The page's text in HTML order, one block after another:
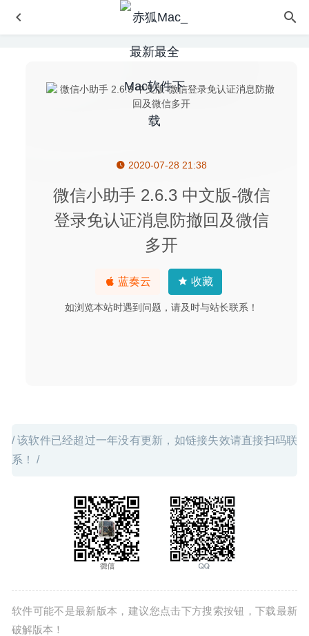
2020-07-28 21:38
微信小助手 2.6.3 中文版-微信
登录免认证消息防撤回及微信
多开
蓝奏云 收藏
如浏览本站时遇到问题，请及时与站长联系！
/ 该软件已经超过一年没有更新，如链接失效请直接扫码联
系！ /
软件可能不是最新版本，建议您点击下方搜索按钮，下载最新
破解版本！
Minitube for YouTube 3.9.3 – YouTube视频客户端
iFinance(我的财经) 4.5.23 中文版-强大的个人记账财务管
2020-08-11
iClip 5.5.3 – 最强大的剪贴板管理工具